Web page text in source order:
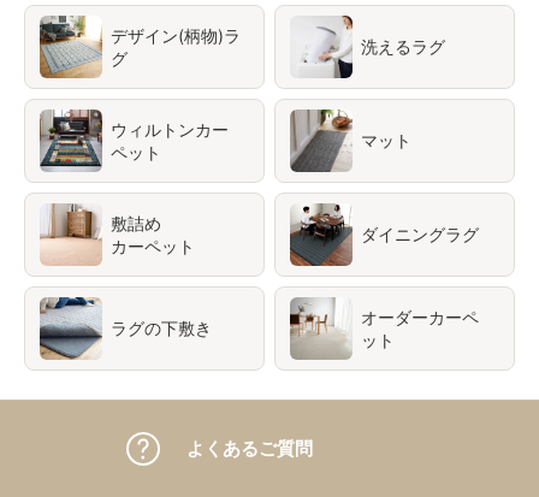
デザイン(柄物)ラ
グ
洗えるラグ
ウィルトンカー
ペット
マット
敷詰め
カーペット
ダイニングラグ
ラグの下敷き
オーダーカーペ
ット
よくあるご質問